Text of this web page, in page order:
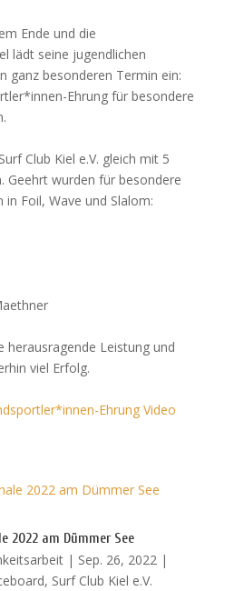
Ende und die
lädt seine jugendlichen
ganz besonderen Termin ein:
Ehrung für besondere
Club Kiel e.V. gleich mit 5
Geehrt wurden für besondere
Foil, Wave und Slalom:
herausragende Leistung und
viel Erfolg.
Ehrung Video
2022 am Dümmer See
| Sep. 26, 2022|
, Surf Club Kiel e.V.